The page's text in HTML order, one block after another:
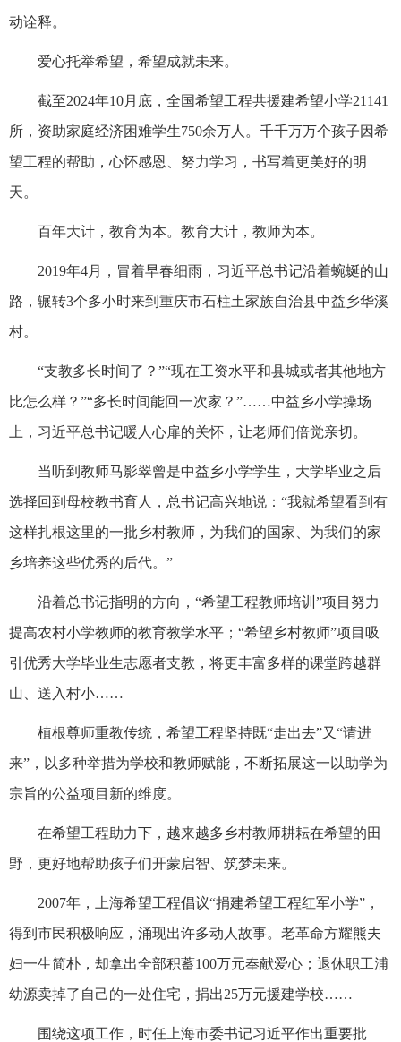
动诠释。
爱心托举希望，希望成就未来。
截至2024年10月底，全国希望工程共援建希望小学21141
所，资助家庭经济困难学生750余万人。千千万万个孩子因希
望工程的帮助，心怀感恩、努力学习，书写着更美好的明
天。
百年大计，教育为本。教育大计，教师为本。
2019年4月，冒着早春细雨，习近平总书记沿着蜿蜒的山
路，辗转3个多小时来到重庆市石柱土家族自治县中益乡华溪
村。
“支教多长时间了？”“现在工资水平和县城或者其他地方
比怎么样？”“多长时间能回一次家？”……中益乡小学操场
上，习近平总书记暖人心扉的关怀，让老师们倍觉亲切。
当听到教师马影翠曾是中益乡小学学生，大学毕业之后
选择回到母校教书育人，总书记高兴地说：“我就希望看到有
这样扎根这里的一批乡村教师，为我们的国家、为我们的家
乡培养这些优秀的后代。”
沿着总书记指明的方向，“希望工程教师培训”项目努力
提高农村小学教师的教育教学水平；“希望乡村教师”项目吸
引优秀大学毕业生志愿者支教，将更丰富多样的课堂跨越群
山、送入村小……
植根尊师重教传统，希望工程坚持既“走出去”又“请进
来”，以多种举措为学校和教师赋能，不断拓展这一以助学为
宗旨的公益项目新的维度。
在希望工程助力下，越来越多乡村教师耕耘在希望的田
野，更好地帮助孩子们开蒙启智、筑梦未来。
2007年，上海希望工程倡议“捐建希望工程红军小学”，
得到市民积极响应，涌现出许多动人故事。老革命方耀熊夫
妇一生简朴，却拿出全部积蓄100万元奉献爱心；退休职工浦
幼源卖掉了自己的一处住宅，捐出25万元援建学校……
围绕这项工作，时任上海市委书记习近平作出重要批